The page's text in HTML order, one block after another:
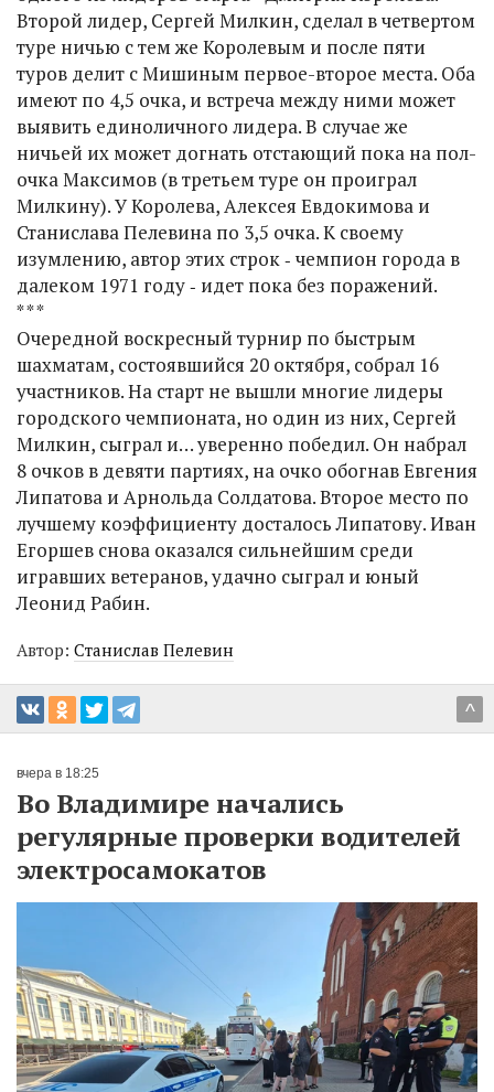
Второй лидер, Сергей Милкин, сделал в четвертом
туре ничью с тем же Королевым и после пяти
туров делит с Мишиным первое-второе места. Оба
имеют по 4,5 очка, и встреча между ними может
выявить единоличного лидера. В случае же
ничьей их может догнать отстающий пока на пол-
очка Максимов (в третьем туре он проиграл
Милкину). У Королева, Алексея Евдокимова и
Станислава Пелевина по 3,5 очка. К своему
изумлению, автор этих строк ‑ чемпион города в
далеком 1971 году ‑ идет пока без поражений.
* * *
Очередной воскресный турнир по быстрым
шахматам, состоявшийся 20 октября, собрал 16
участников. На старт не вышли многие лидеры
городского чемпионата, но один из них, Сергей
Милкин, сыграл и… уверенно победил. Он набрал
8 очков в девяти партиях, на очко обогнав Евгения
Липатова и Арнольда Солдатова. Второе место по
лучшему коэффициенту досталось Липатову. Иван
Егоршев снова оказался сильнейшим среди
игравших ветеранов, удачно сыграл и юный
Леонид Рабин.
Автор: Станислав Пелевин
^
вчера в 18:25
Во Владимире начались
регулярные проверки водителей
электросамокатов